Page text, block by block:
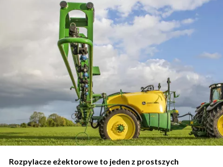
Rozpylacze eżektorowe to jeden z prostszych